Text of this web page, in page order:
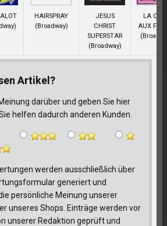
HAIRSPRAY
(Broadway)
JESUS
CHRIST
SUPERSTAR
(Broadway)
LA
AUX
Artikel?
darüber und geben Sie hier
helfen dadurch anderen Kunden.
werden ausschließlich über
generiert und
persönliche Meinung unserer
unseres Shops. Einträge werden vor
unserer Redaktion geprüft und